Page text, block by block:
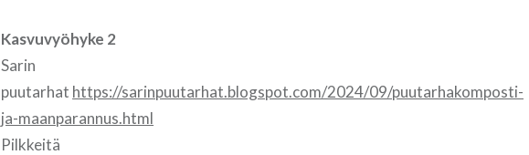
Kasvuvyöhyke 2
Sarin
puutarhat https://sarinpuutarhat.blogspot.com/2024/09/puutarhakomposti-
ja-maanparannus.html
Pilkkeitä